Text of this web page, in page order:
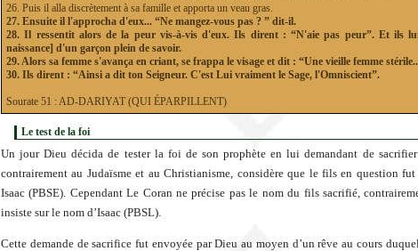
26. Puis il alla discrètement à sa famille et apporta un veau gras.
27. Ensuite il l'approcha d'eux... “Ne mangez-vous pas ? ” dit-il.
28. Il ressentit alors de la peur vis-à-vis d'eux. Ils dirent : “N'aie pas peur”. Et ils
naissance] d'un garçon plein de savoir.
29. Alors sa femme s'avança en criant, se frappa le visage et dit : “Une vieille femme
30. Ils dirent : “Ainsi a dit ton Seigneur. C'est Lui vraiment le Sage, l'Omniscient”.
Sourate 51 : AD-DARIYAT (QUI ÉPARPILLENT)
Le test de la foi
Un jour Dieu décida de tester la foi de son prophète en lui demandant de
contrairement au Judaïsme et au Christianisme, considère que le fils en question
Isaac (PBSE). Cependant Le Coran ne précise pas le nom du fils sacrifié,
insiste sur le nom d’Isaac (PBSL).
Cette demande de sacrifice fut envoyée par Dieu au moyen d’un rêve au cours